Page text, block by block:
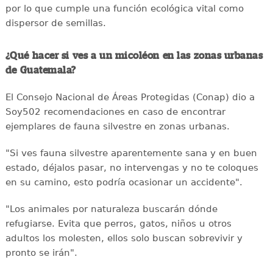
por lo que cumple una función ecológica vital como
dispersor de semillas.
¿Qué hacer si ves a un micoléon en las zonas urbanas
de Guatemala?
El Consejo Nacional de Áreas Protegidas (Conap) dio a
Soy502 recomendaciones en caso de encontrar
ejemplares de fauna silvestre en zonas urbanas.
"Si ves fauna silvestre aparentemente sana y en buen
estado, déjalos pasar, no intervengas y no te coloques
en su camino, esto podría ocasionar un accidente".
"Los animales por naturaleza buscarán dónde
refugiarse. Evita que perros, gatos, niños u otros
adultos los molesten, ellos solo buscan sobrevivir y
pronto se irán".